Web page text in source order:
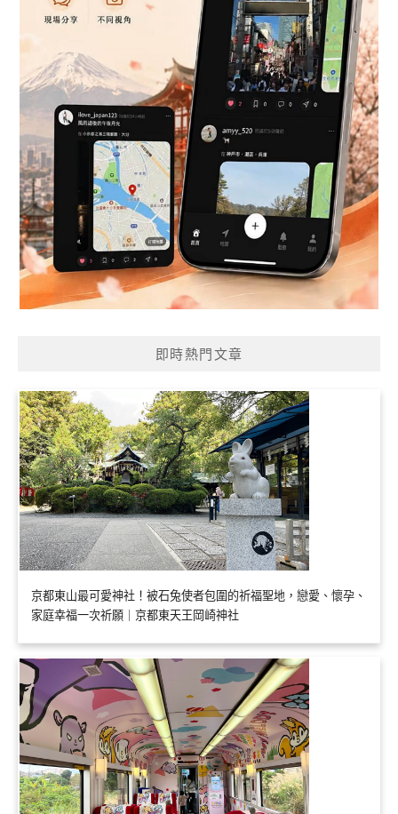
即時熱門文章
京都東山最可愛神社！被石兔使者包圍的祈福聖地，戀愛、懷孕、
家庭幸福一次祈願｜京都東天王岡崎神社